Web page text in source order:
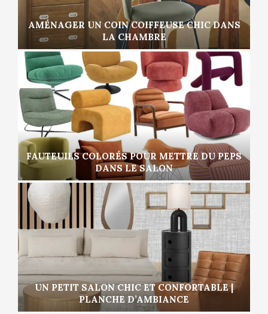
AMÉNAGER UN COIN COIFFEUSE CHIC DANS
LA CHAMBRE
FAUTEUILS COLORÉS POUR METTRE DU PEPS
DANS LE SALON
UN PETIT SALON CHIC ET CONFORTABLE |
PLANCHE D’AMBIANCE